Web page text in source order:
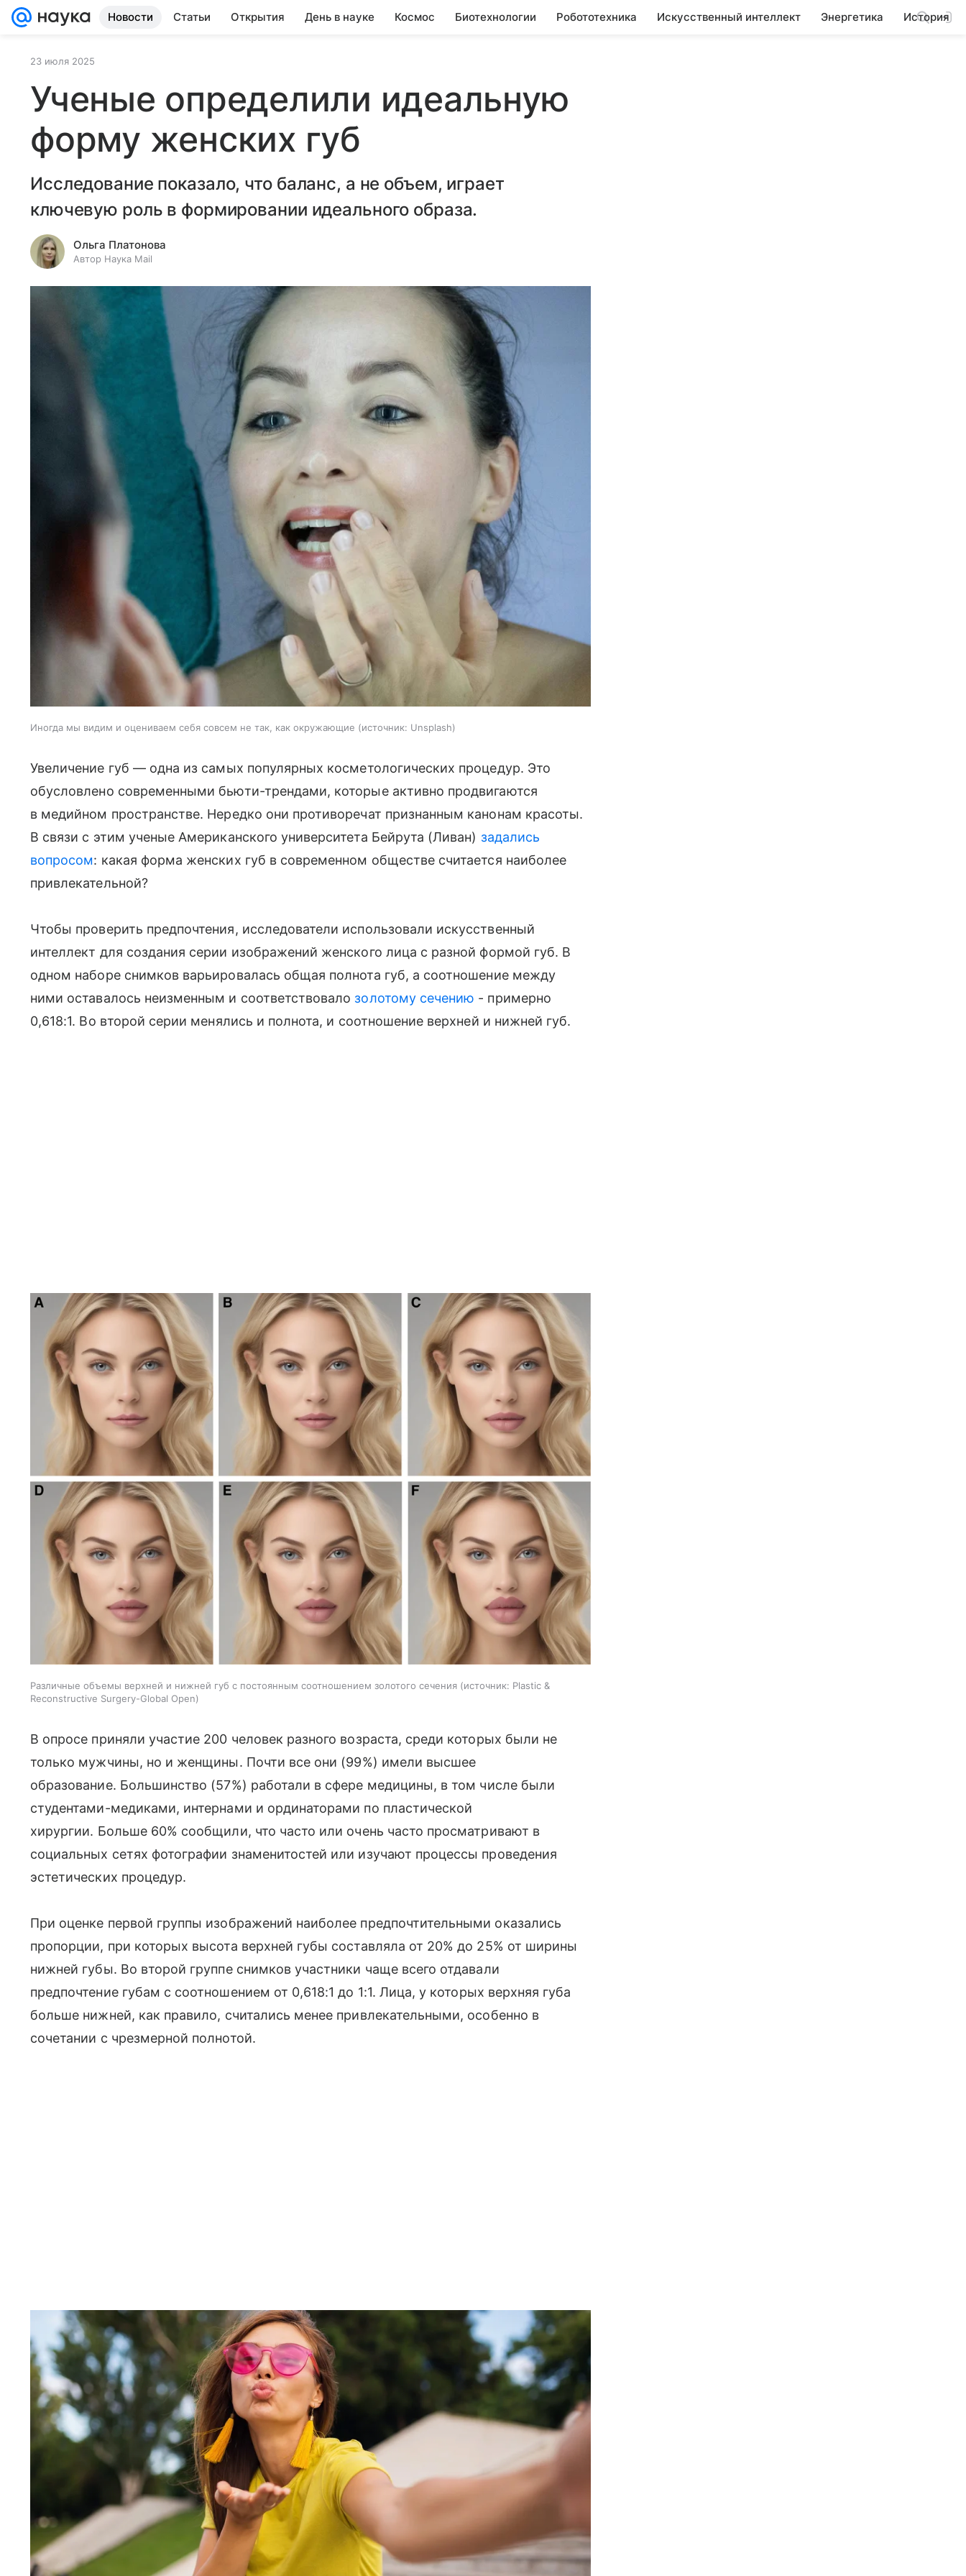
Новости Статьи Открытия День в науке Космос Биотехнологии Робототехника Искусственный интеллект Энергетика История
23 июля 2025
Ученые определили идеальную
форму женских губ
Исследование показало, что баланс, а не объем, играет
ключевую роль в формировании идеального образа.
Ольга Платонова
Автор Наука Mail
Иногда мы видим и оцениваем себя совсем не так, как окружающие источник: Unsplash
Увеличение губ — одна из самых популярных косметологических процедур. Это
обусловлено современными бьюти-трендами, которые активно продвигаются
в медийном пространстве. Нередко они противоречат признанным канонам красоты.
В связи с этим ученые Американского университета Бейрута (Ливан) задались
вопросом: какая форма женских губ в современном обществе считается наиболее
привлекательной?
Чтобы проверить предпочтения, исследователи использовали искусственный
интеллект для создания серии изображений женского лица с разной формой губ. В
одном наборе снимков варьировалась общая полнота губ, а соотношение между
ними оставалось неизменным и соответствовало золотому сечению - примерно
0,618:1. Во второй серии менялись и полнота, и соотношение верхней и нижней губ.
Различные объемы верхней и нижней губ с постоянным соотношением золотого сечения источник: Plastic &
Reconstructive Surgery-Global Open
В опросе приняли участие 200 человек разного возраста, среди которых были не
только мужчины, но и женщины. Почти все они (99%) имели высшее
образование. Большинство (57%) работали в сфере медицины, в том числе были
студентами-медиками, интернами и ординаторами по пластической
хирургии. Больше 60% сообщили, что часто или очень часто просматривают в
социальных сетях фотографии знаменитостей или изучают процессы проведения
эстетических процедур.
При оценке первой группы изображений наиболее предпочтительными оказались
пропорции, при которых высота верхней губы составляла от 20% до 25% от ширины
нижней губы. Во второй группе снимков участники чаще всего отдавали
предпочтение губам с соотношением от 0,618:1 до 1:1. Лица, у которых верхняя губа
больше нижней, как правило, считались менее привлекательными, особенно в
сочетании с чрезмерной полнотой.